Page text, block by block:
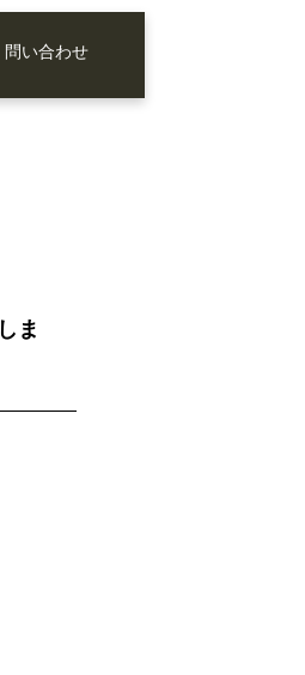
問い合わせ
ま